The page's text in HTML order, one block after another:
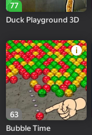
77
Duck Playground 3D
63
Bubble Time